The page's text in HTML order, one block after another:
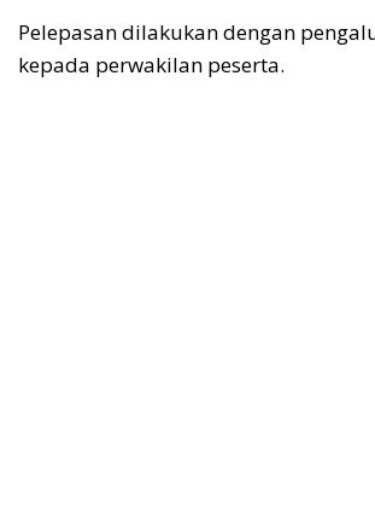
Pelepasan dilakukan dengan
kepada perwakilan peserta.